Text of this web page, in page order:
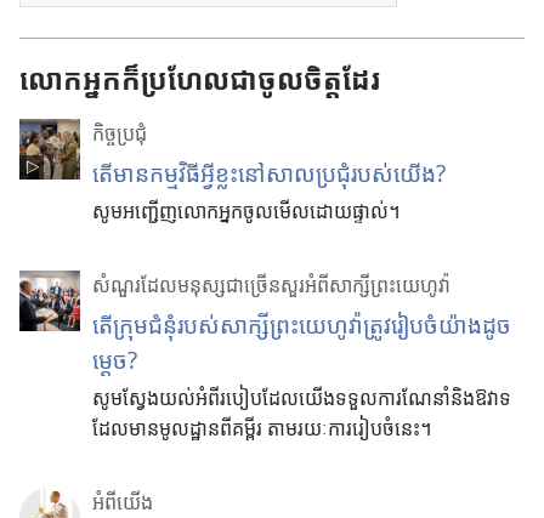
លោកអ្នកក៏ប្រហែលជាចូលចិត្តដែរ
កិច្ចប្រជុំ
តើ​មាន​កម្ម​វិធី​អ្វី​ខ្លះ​នៅ​សាល​ប្រជុំ​របស់​យើង?
សូម​អញ្ជើញ​លោក​អ្នក​ចូល​មើល​ដោយ​ផ្ទាល់។
សំណួរដែលមនុស្សជាច្រើនសួរអំពីសាក្សីព្រះយេហូវ៉ា
តើក្រុមជំនុំរបស់សាក្សីព្រះយេហូវ៉ាត្រូវរៀបចំយ៉ាងដូច
ម្ដេច?
សូមស្វែងយល់អំពីរបៀបដែលយើងទទួលការណែនាំនិងឱវាទ
ដែលមានមូលដ្ឋានពីគម្ពីរ តាមរយៈការរៀបចំនេះ។
អំពី​យើង